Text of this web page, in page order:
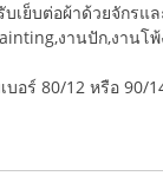
เย็บต่อผ้าด้วยจักรแ
งานปัก,งานโพ้
บอร์ 80/12 หรือ 90/